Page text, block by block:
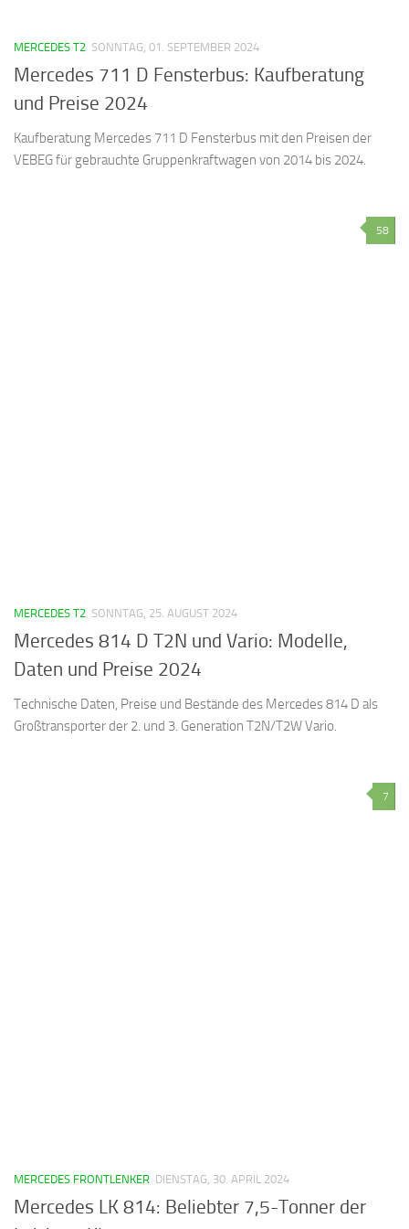
MERCEDES T2 SONNTAG, 01. SEPTEMBER 2024
Mercedes 711 D Fensterbus: Kaufberatung
und Preise 2024
Kaufberatung Mercedes 711 D Fensterbus mit den Preisen der
VEBEG für gebrauchte Gruppenkraftwagen von 2014 bis 2024.
58
MERCEDES T2 SONNTAG, 25. AUGUST 2024
Mercedes 814 D T2N und Vario: Modelle,
Daten und Preise 2024
Technische Daten, Preise und Bestände des Mercedes 814 D als
Großtransporter der 2. und 3. Generation T2N/T2W Vario.
7
MERCEDES FRONTLENKER DIENSTAG, 30. APRIL 2024
Mercedes LK 814: Beliebter 7,5-Tonner der